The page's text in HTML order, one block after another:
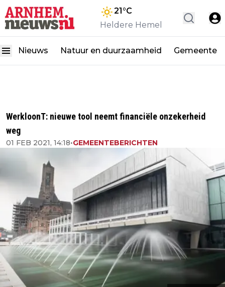
21°C
Heldere Hemel
Nieuws Natuur en duurzaamheid Gemeente
WerkloonT: nieuwe tool neemt financiële onzekerheid
weg
01 FEB 2021, 14:18•GEMEENTEBERICHTEN